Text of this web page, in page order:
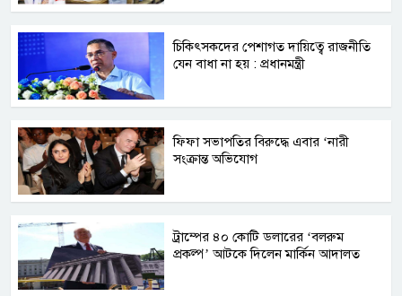
চিকিৎসকদের পেশাগত দায়িত্বে রাজনীতি
যেন বাধা না হয় : প্রধানমন্ত্রী
ফিফা সভাপতির বিরুদ্ধে এবার ‘নারী
সংক্রান্ত অভিযোগ
ট্রাম্পের ৪০ কোটি ডলারের ‘বলরুম
প্রকল্প’ আটকে দিলেন মার্কিন আদালত